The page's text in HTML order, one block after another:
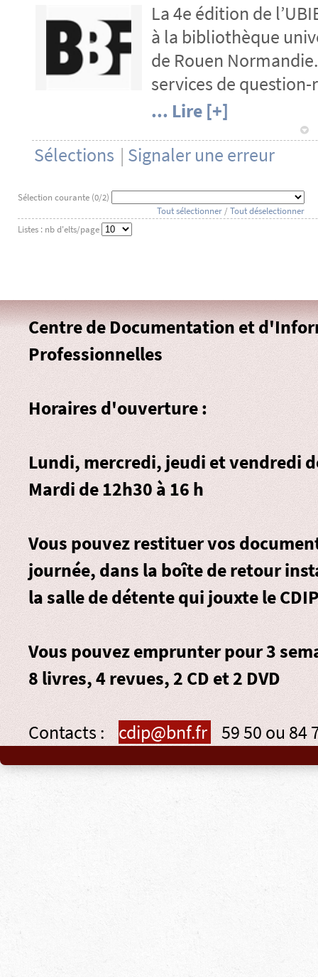
y
La 4e édition de
à la bibliothèque
de Rouen
services de question-
... Lire [+]
Sélections | Signaler une erreur
1
Sélection courante (0/2)
Tout sélectionner /Tout déselectionner
Listes : nb d'elts/page
Centre de Documentation et
Professionnelles
Horaires d'ouverture :
Lundi, mercredi, jeudi et vendredi
Mardi de 12h30 à 16 h
Vous pouvez restituer vos
journée, dans la boîte de retour
la salle de détente qui jouxte le
Vous pouvez emprunter pour 3
8 livres, 4 revues, 2 CD et 2 DVD
Contacts : cdip@bnf.fr 59 50 ou 84